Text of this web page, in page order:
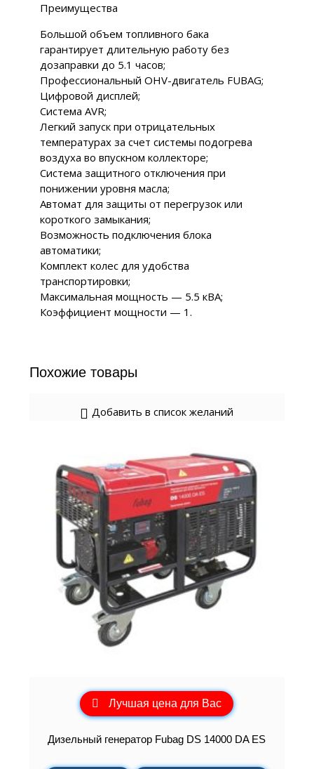
Преимущества
Большой объем топливного бака
гарантирует длительную работу без
дозаправки до 5.1 часов;
Профессиональный OHV-двигатель FUBAG;
Цифровой дисплей;
Система AVR;
Легкий запуск при отрицательных
температурах за счет системы подогрева
воздуха во впускном коллекторе;
Система защитного отключения при
понижении уровня масла;
Автомат для защиты от перегрузок или
короткого замыкания;
Возможность подключения блока
автоматики;
Комплект колес для удобства
транспортировки;
Максимальная мощность — 5.5 кВА;
Коэффициент мощности — 1.
Похожие товары
Добавить в список желаний
Лучшая цена для Вас
Дизельный генератор Fubag DS 14000 DA ES